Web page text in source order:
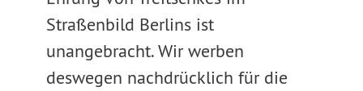
Straßenbild Berlins ist
unangebracht. Wir werben
deswegen nachdrücklich für die